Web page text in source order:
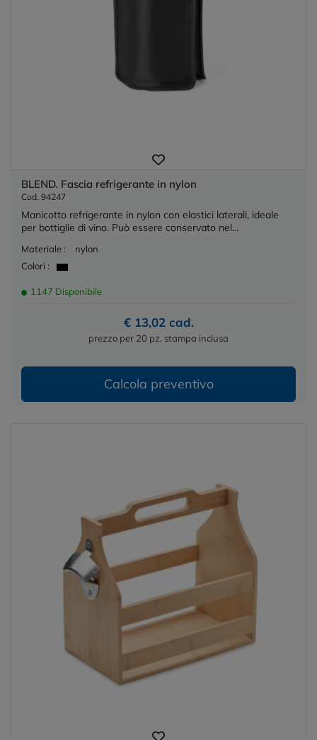
BLEND. Fascia refrigerante in nylon
Cod. 94247
Manicotto refrigerante in nylon con elastici laterali, ideale
per bottiglie di vino. Può essere conservato nel...
Materiale :
nylon
Colori :
1147 Disponibile
€ 13,02 cad.
prezzo per 20 pz. stampa inclusa
Calcola preventivo